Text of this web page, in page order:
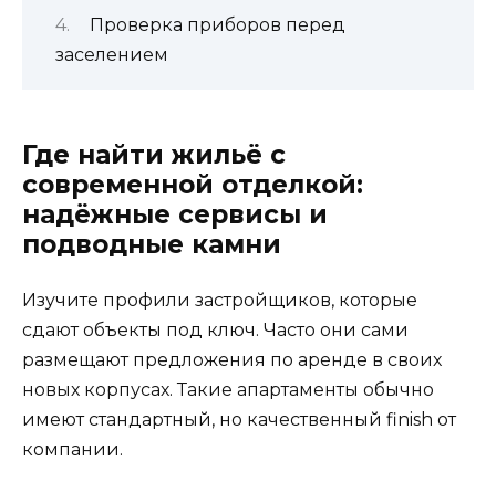
Проверка приборов перед
заселением
Где найти жильё с
современной отделкой:
надёжные сервисы и
подводные камни
Изучите профили застройщиков, которые
сдают объекты под ключ. Часто они сами
размещают предложения по аренде в своих
новых корпусах. Такие апартаменты обычно
имеют стандартный, но качественный finish от
компании.